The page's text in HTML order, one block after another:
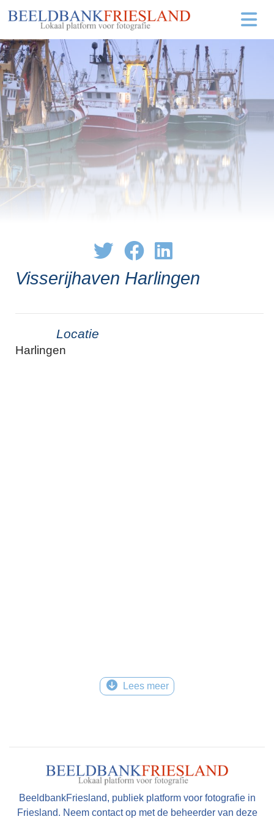
Visserijhaven Harlingen
Locatie
Harlingen
Lees meer
BeeldbankFriesland, publiek platform voor fotografie in
Friesland. Neem contact op met de beheerder van deze